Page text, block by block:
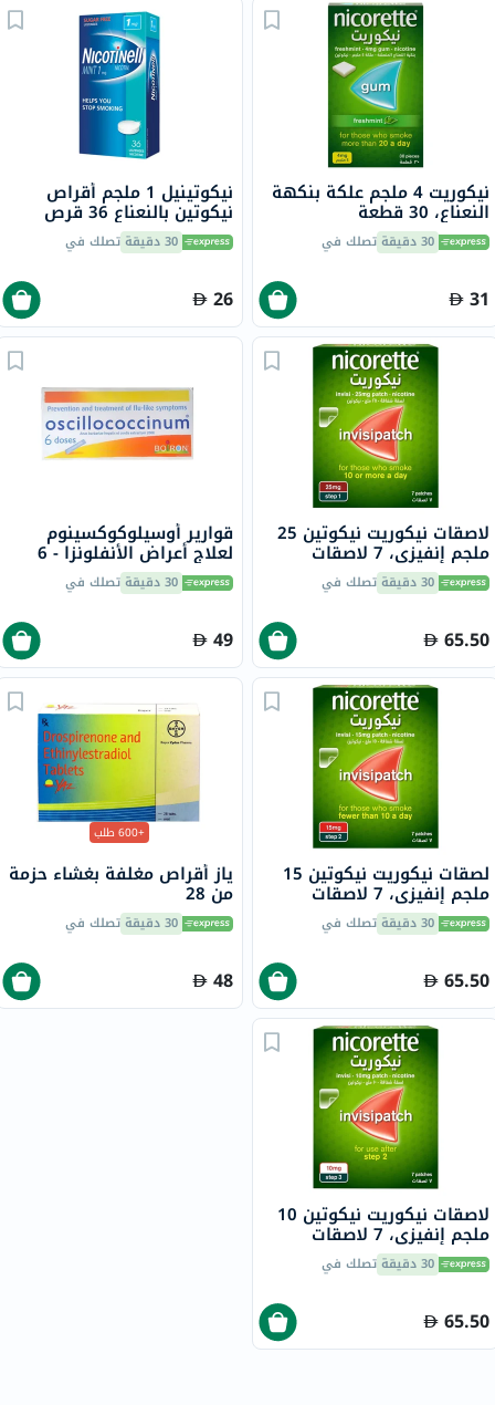
نيكوريت 4 ملجم علكة بنكهة
النعناع، ​​30 قطعة
30 دقيقة تصلك في
31
نيكوتينيل 1 ملجم أقراص
نيكوتين بالنعناع 36 قرص
30 دقيقة تصلك في
26
لاصقات نيكوريت نيكوتين 25
ملجم إنفيزي، 7 لاصقات
30 دقيقة تصلك في
65.50
قوارير أوسيلوكوكسينوم
لعلاج أعراض الأنفلونزا - 6
قوارير 30 دقيقة تصلك في
49
لصقات نيكوريت نيكوتين 15
ملجم إنفيزي، 7 لاصقات
30 دقيقة تصلك في
65.50
+600 طلب
ياز أقراص مغلفة بغشاء حزمة
من 28
30 دقيقة تصلك في
48
لاصقات نيكوريت نيكوتين 10
ملجم إنفيزي، 7 لاصقات
30 دقيقة تصلك في
65.50